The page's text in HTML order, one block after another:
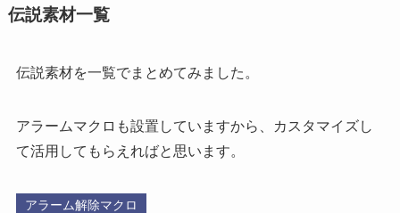
伝説素材一覧
伝説素材を一覧でまとめてみました。
アラームマクロも設置していますから、カスタマイズし
て活用してもらえればと思います。
アラーム解除マクロ